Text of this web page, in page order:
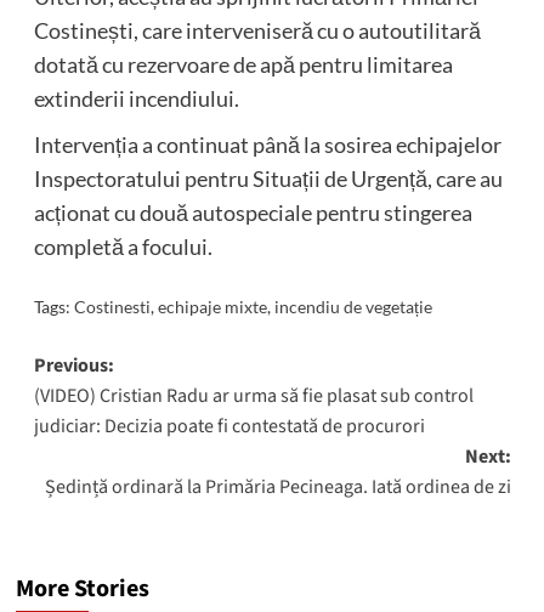
Costinești, care interveniseră cu o autoutilitară
dotată cu rezervoare de apă pentru limitarea
extinderii incendiului.
Intervenția a continuat până la sosirea echipajelor
Inspectoratului pentru Situații de Urgență, care au
acționat cu două autospeciale pentru stingerea
completă a focului.
Tags: Costinesti,echipaje mixte, incendiu de vegetație
Post
navigation
Previous:
(VIDEO) Cristian Radu ar urma să fie plasat sub control
judiciar: Decizia poate fi contestată de procurori
Next:
Ședință ordinară la Primăria Pecineaga. Iată ordinea de zi
More Stories